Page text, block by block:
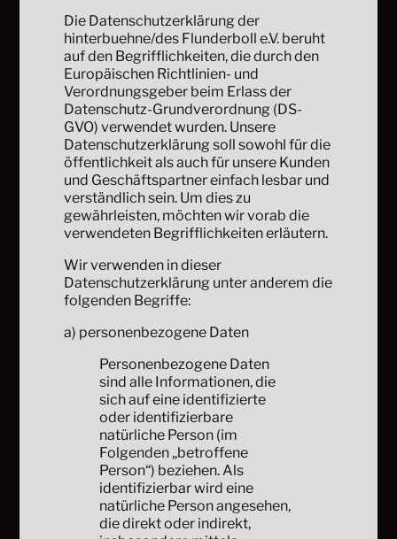
Die Datenschutzerklärung der
hinterbuehne/des Flunderboll e.V. beruht
auf den Begrifflichkeiten, die durch den
Europäischen Richtlinien- und
Verordnungsgeber beim Erlass der
Datenschutz-Grundverordnung (DS-
GVO) verwendet wurden. Unsere
Datenschutzerklärung soll sowohl für die
öffentlichkeit als auch für unsere Kunden
und Geschäftspartner einfach lesbar und
verständlich sein. Um dies zu
gewährleisten, möchten wir vorab die
verwendeten Begrifflichkeiten erläutern.
Wir verwenden in dieser
Datenschutzerklärung unter anderem die
folgenden Begriffe:
a) personenbezogene Daten
Personenbezogene Daten
sind alle Informationen, die
sich auf eine identifizierte
oder identifizierbare
natürliche Person (im
Folgenden „betroffene
Person“) beziehen. Als
identifizierbar wird eine
natürliche Person angesehen,
die direkt oder indirekt,